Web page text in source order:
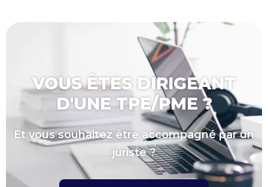
VOUS ÊTES DIRIGEANT
D'UNE TPE/PME ?
Et vous souhaitez être accompagné par un
juriste ?